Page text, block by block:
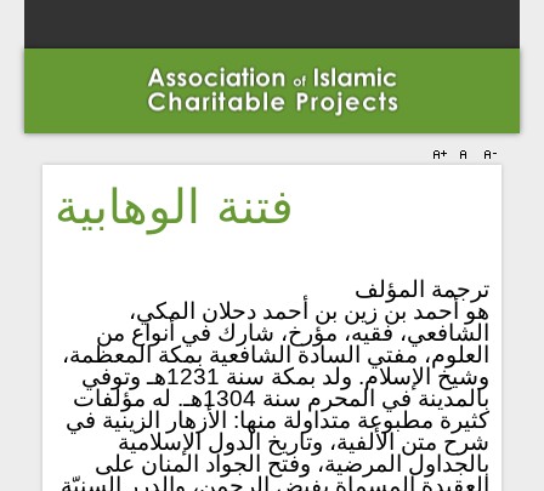
فتنة الوھابية
ترجمة المؤلف
هو أحمد بن زين بن أحمد دحلان المكي،
الشافعي، فقيه، مؤرخ، شارك في أنواع من
العلوم، مفتي السادة الشافعية بمكة المعظمة،
وشيخ الإسلام. ولد بمكة سنة 1231هـ وتوفي
بالمدينة في المحرم سنة 1304هـ. له مؤلفات
كثيرة مطبوعة متداولة منها: الأزهار الزينية في
شرح متن الألفية، وتاريخ الدول الإسلامية
بالجداول المرضية، وفتح الجواد المنان على
العقيدة المسماة بفيض الرحمن، والدرر السنيّة